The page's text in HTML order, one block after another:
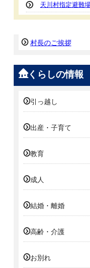
天川村指定避難
村長のご挨拶
くらしの情報
引っ越し
出産・子育て
教育
成人
結婚・離婚
高齢・介護
お別れ